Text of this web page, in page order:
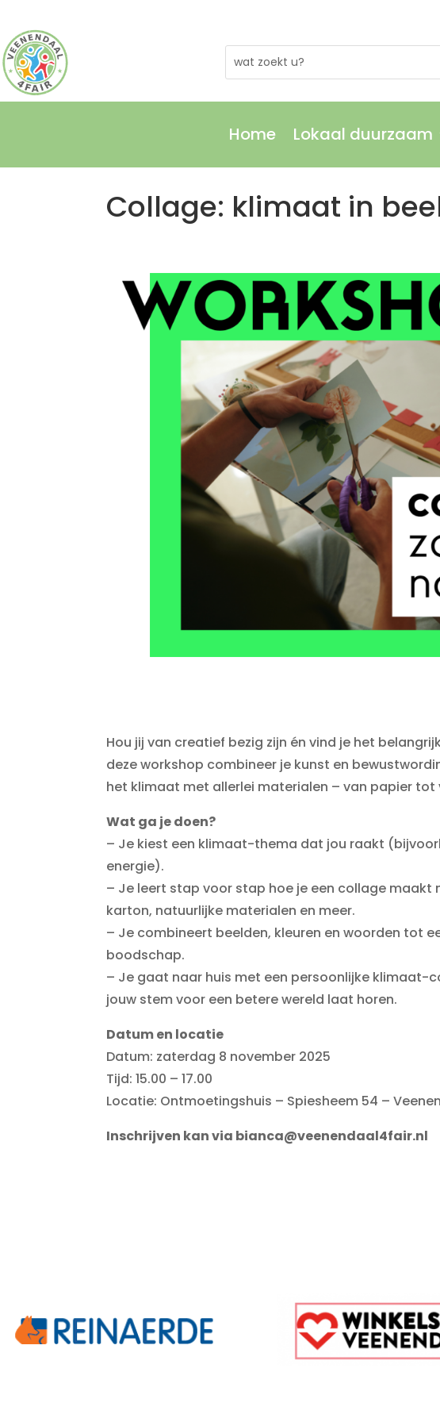
Home Lokaal duurzaam
Collage: klimaat in
Hou jij van creatief bezig zijn én vind je het
deze workshop combineer je kunst en
het klimaat met allerlei materialen – van papier tot
Wat ga je doen?
– Je kiest een klimaat-thema dat jou raakt
energie).
– Je leert stap voor stap hoe je een collage
karton, natuurlijke materialen en meer.
– Je combineert beelden, kleuren en woorden tot
boodschap.
– Je gaat naar huis met een persoonlijke klimaat-
jouw stem voor een betere wereld laat horen.
Datum en locatie
Datum: zaterdag 8 november 2025
Tijd: 15.00 – 17.00
Locatie: Ontmoetingshuis – Spiesheem 54 –
Inschrijven kan via bianca@veenendaal4fair.nl